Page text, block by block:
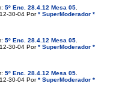
5º Enc. 28.4.12 Mesa 05
30-04 Por* SuperModerador *
5º Enc. 28.4.12 Mesa 05
30-04 Por* SuperModerador *
5º Enc. 28.4.12 Mesa 05
30-04 Por* SuperModerador *